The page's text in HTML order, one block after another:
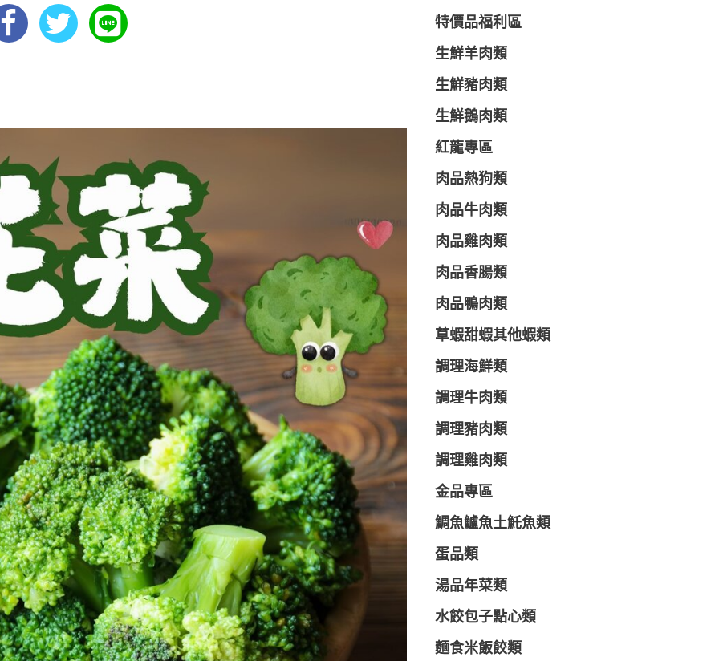
特價品福利區
生鮮羊肉類
生鮮豬肉類
生鮮鵝肉類
紅龍專區
肉品熱狗類
肉品牛肉類
肉品雞肉類
肉品香腸類
肉品鴨肉類
草蝦甜蝦其他蝦類
調理海鮮類
調理牛肉類
調理豬肉類
調理雞肉類
金品專區
鯛魚鱸魚土魠魚類
蛋品類
湯品年菜類
水餃包子點心類
麵食米飯餃類